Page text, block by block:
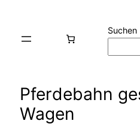
Suchen
Pferdebahn
Wagen